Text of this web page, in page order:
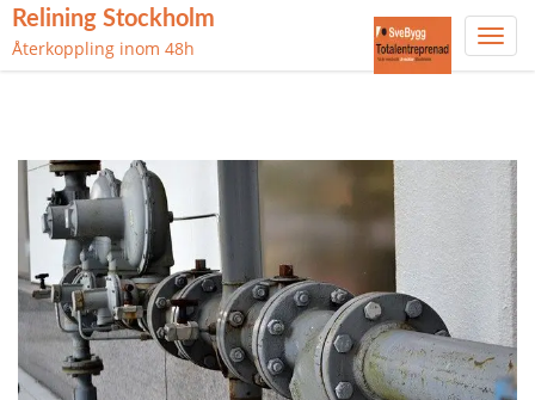
Relining Stockholm
Återkoppling inom 48h